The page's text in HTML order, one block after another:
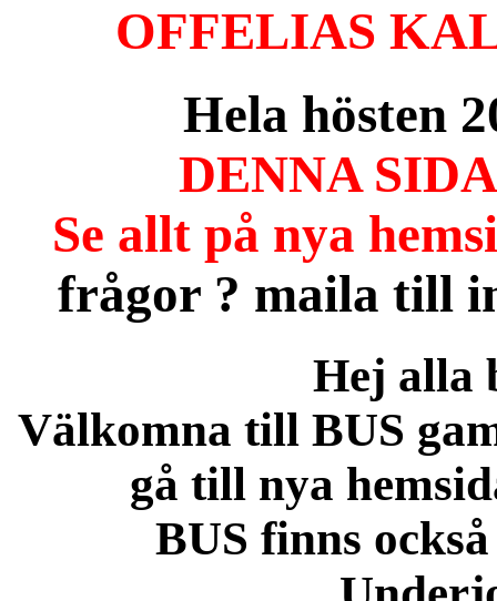
OFFELIAS
Hela hösten
DENNA
Se allt på nya
frågor ? maila till
Hej alla
Välkomna till BUS
gå till nya
BUS finns